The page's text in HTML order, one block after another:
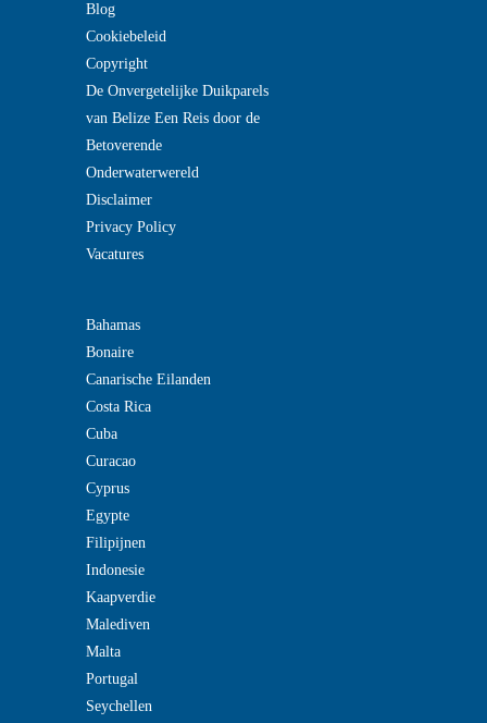
Blog
Cookiebeleid
Copyright
De Onvergetelijke Duikparels
van Belize Een Reis door de
Betoverende
Onderwaterwereld
Disclaimer
Privacy Policy
Vacatures
Bahamas
Bonaire
Canarische Eilanden
Costa Rica
Cuba
Curacao
Cyprus
Egypte
Filipijnen
Indonesie
Kaapverdie
Malediven
Malta
Portugal
Seychellen